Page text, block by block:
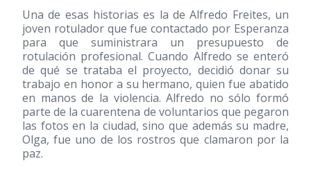
Una de esas historias es la de Alfredo Freites, un
joven rotulador que fue contactado por Esperanza
para que suministrara un presupuesto de
rotulación profesional. Cuando Alfredo se enteró
de qué se trataba el proyecto, decidió donar su
trabajo en honor a su hermano, quien fue abatido
en manos de la violencia. Alfredo no sólo formó
parte de la cuarentena de voluntarios que pegaron
las fotos en la ciudad, sino que además su madre,
Olga, fue uno de los rostros que clamaron por la
paz.